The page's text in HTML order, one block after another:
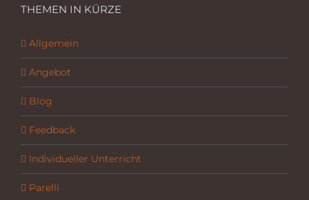
THEMEN IN KÜRZE
Allgemein
Angebot
Blog
Feedback
Individueller Unterricht
Parelli